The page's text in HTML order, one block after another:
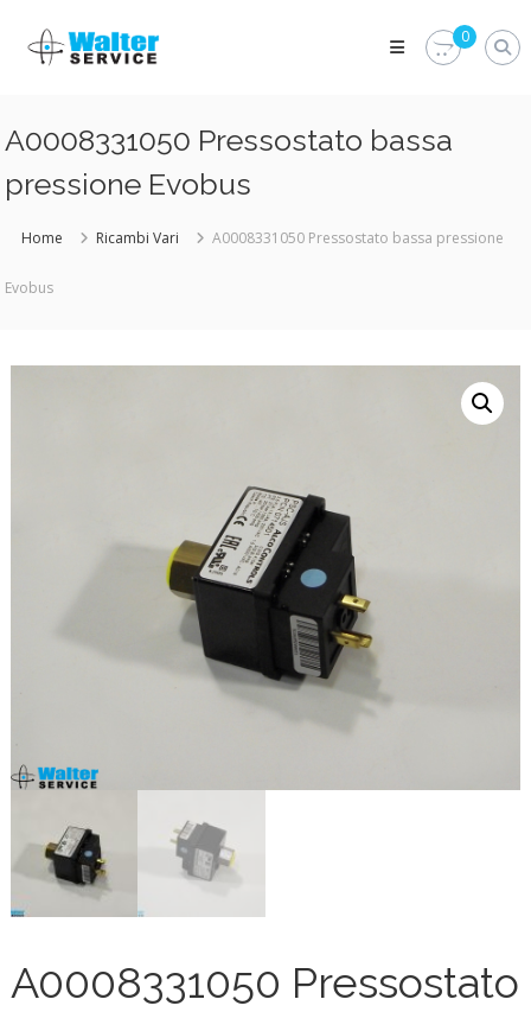
content
Walter
Service
parti
del
veicolo?
Walter
0
A0008331050 Pressostato bassa
pressione Evobus
Home Ricambi Vari A0008331050 Pressostato bassa pressione
Evobus
A0008331050 Pressostato